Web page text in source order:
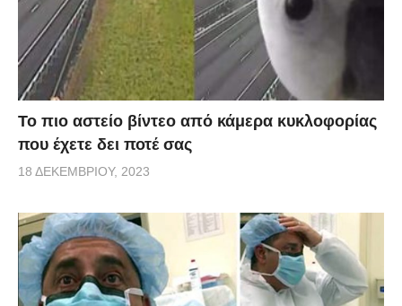
Το πιο αστείο βίντεο από κάμερα κυκλοφορίας
που έχετε δει ποτέ σας
18 ΔΕΚΕΜΒΡΊΟΥ, 2023